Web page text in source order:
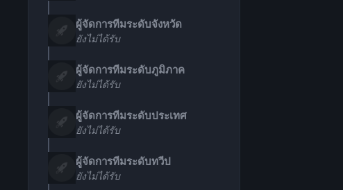
ผู้จัดการทีมระดับจังหวัด
ยังไม่ได้รับ
ผู้จัดการทีมระดับภูมิภาค
ยังไม่ได้รับ
ผู้จัดการทีมระดับประเทศ
ยังไม่ได้รับ
ผู้จัดการทีมระดับทวีป
ยังไม่ได้รับ